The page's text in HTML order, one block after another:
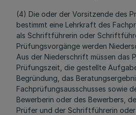
(4) Die oder der Vorsitzende des
bestimmt eine Lehrkraft des
als Schriftführerin oder
Prüfungsvorgänge werden
Aus der Niederschrift müssen das
Prüfungszeit, die gestellte
Begründung, das
Fachprüfungsausschusses sowie
Bewerberin oder des Bewerbers,
Prüfer und der Schriftführerin